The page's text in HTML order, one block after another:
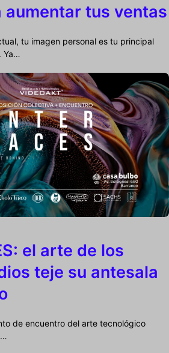
aumentar tus ventas
tu imagen personal es tu principal
Ya…
el arte de los
teje su antesala
de encuentro del arte tecnológico